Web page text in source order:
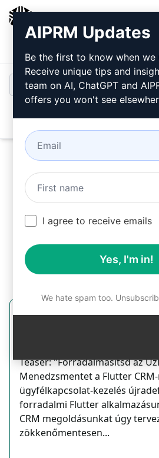
Bejelentkezés
Használja ezeket
ChatGPT-ben ingyenesen
flutter App
Teaser: "Forradalmasítsd az
Menedzsmentet a Flutter
ügyfélkapcsolat-kezelés
forradalmi Flutter
CRM megoldásunkat úgy
zökkenőmentesen...
AIPRM Updates
Be the first to know when we
Receive unique tips and
team on AI, ChatGPT and
offers you won't see
I agree to receive emails
Yes, I'm in!
We hate spam too.